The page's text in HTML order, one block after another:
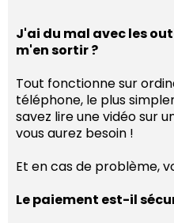
J'ai du mal avec les
m'en sortir ?
Tout fonctionne sur
téléphone, le plus
savez lire une vidéo sur
vous aurez besoin !
Et en cas de problème,
Le paiement est-il